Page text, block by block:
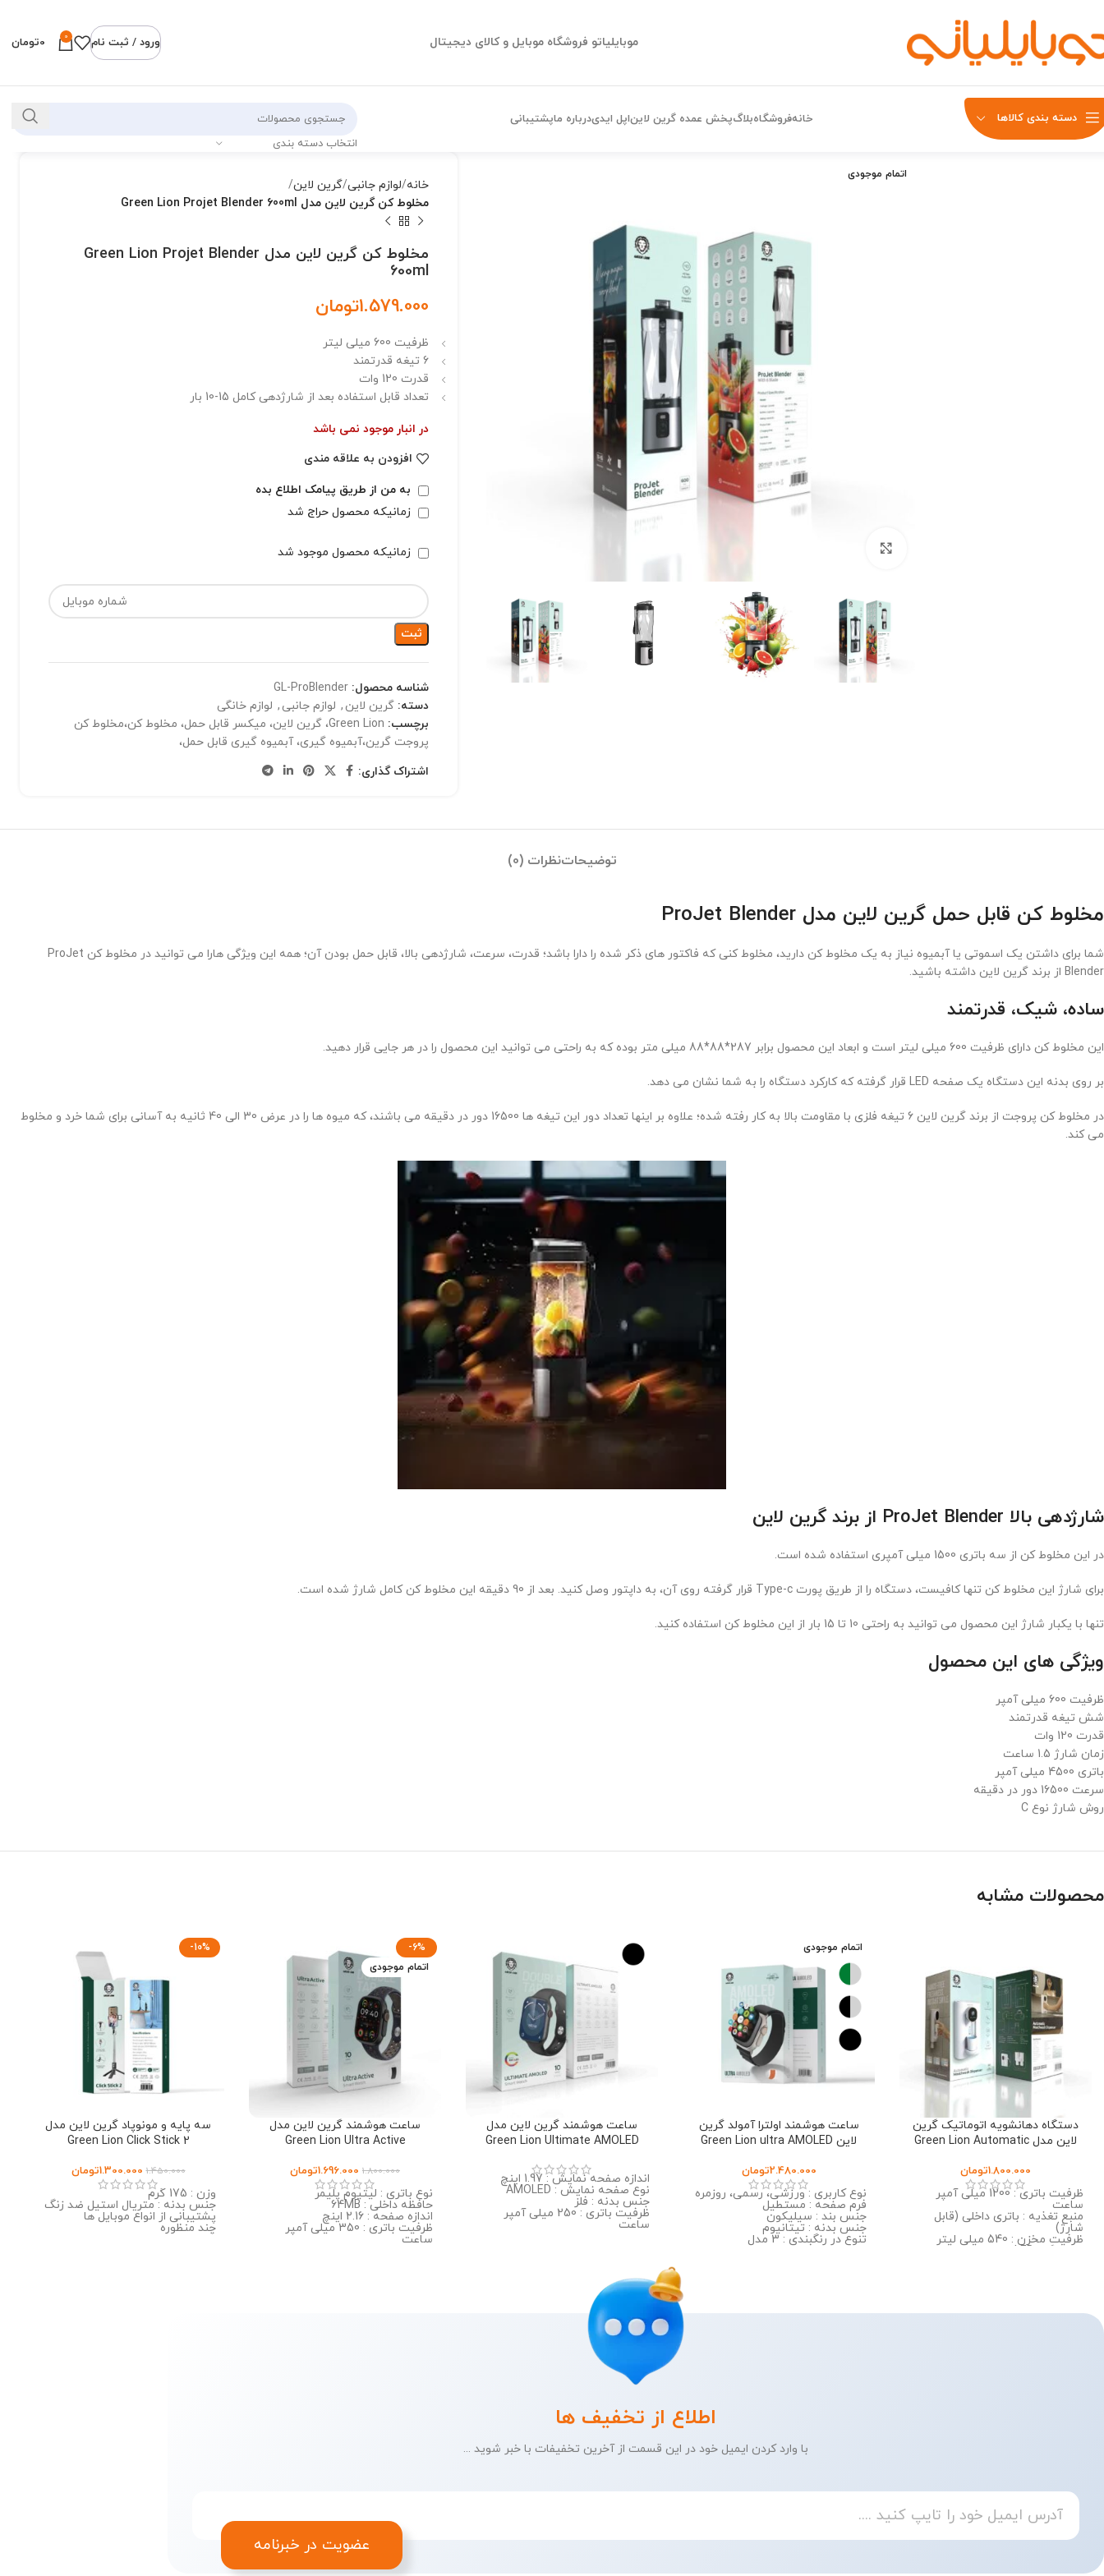
موبایلیاتو فروشگاه موبایل و کالای دیجیتال ورود / ثبت نام 0
0تومان
دسته بندی کالاها خانهفروشگاهبلاگپخش عمده گرین لایناپل ایدیدرباره ماپشتیبانی
انتخاب دسته بندی
اتمام موجودی
خانه لوازم جانبی گرین لاین
مخلوط کن گرین لاین مدل Green Lion Projet Blender 600ml
مخلوط کن گرین لاین مدل Green Lion Projet Blender
600ml
1.579.000تومان
ظرفیت 600 میلی لیتر
6 تیغه قدرتمند
قدرت 120 وات
تعداد قابل استفاده بعد از شارژدهی کامل 15-10 بار
در انبار موجود نمی باشد
افزودن به علاقه مندی
به من از طریق پیامک اطلاع بده
زمانیکه محصول حراج شد
زمانیکه محصول موجود شد
ثبت
شناسه محصول:GL-ProBlender
دسته: گرین لاین , لوازم جانبی , لوازم خانگی
برچسب:
Green Lion، گرین لاین، میکسر قابل حمل، مخلوط کن،مخلوط کن
پروجت گرین،آبمیوه گیری، آبمیوه گیری قابل حمل،
اشتراک گذاری:
توضیحاتنظرات (0)
مخلوط کن قابل حمل گرین لاین مدل ProJet Blender
شما برای داشتن یک اسموتی یا آبمیوه نیاز به یک مخلوط کن دارید، مخلوط کنی که فاکتور های ذکر شده را دارا باشد؛ قدرت، سرعت، شارژدهی بالا، قابل حمل بودن آن؛ همه این ویژگی هارا می توانید در مخلوط کن ProJet
Blender از برند گرین لاین داشته باشید.
ساده، شیک، قدرتمند
این مخلوط کن دارای ظرفیت 600 میلی لیتر است و ابعاد این محصول برابر 287*88*88 میلی متر بوده که به راحتی می توانید این محصول را در هر جایی قرار دهید.
بر روی بدنه این دستگاه یک صفحه LED قرار گرفته که کارکرد دستگاه را به شما نشان می دهد.
در مخلوط کن پروجت از برند گرین لاین 6 تیغه فلزی با مقاومت بالا به کار رفته شده؛ علاوه بر اینها تعداد دور این تیغه ها 16500 دور در دقیقه می باشند، که میوه ها را در عرض 30 الی 40 ثانیه به آسانی برای شما خرد و مخلوط
می کند.
شارژدهی بالا ProJet Blender از برند گرین لاین
در این مخلوط کن از سه باتری 1500 میلی آمپری استفاده شده است.
برای شارژ این مخلوط کن تنها کافیست، دستگاه را از طریق پورت Type-c قرار گرفته روی آن، به داپتور وصل کنید. بعد از 90 دقیقه این مخلوط کن کامل شارژ شده است.
تنها با یکبار شارژ این محصول می توانید به راحتی 10 تا 15 بار از این مخلوط کن استفاده کنید.
ویژگی های این محصول
ظرفیت 600 میلی آمپر
شش تیغه قدرتمند
قدرت 120 وات
زمان شارژ 1.5 ساعت
باتری 4500 میلی آمپر
سرعت 16500 دور در دقیقه
روش شارژ نوع C
محصولات مشابه
دستگاه دهانشویه اتوماتیک گرین
لاین مدل Green Lion Automatic
1.800.000تومان
ظرفیت باتری : 1200 میلی آمپر
ساعت
منبع تغذیه : باتری داخلی (قابل
شارژ)
ظرفیت مخزن : 540 میلی لیتر
نمایشگر : LED
اتمام موجودی
ساعت هوشمند اولترا آمولد گرین
لاین Green Lion ultra AMOLED
2.480.000تومان
نوع کاربری : ورزشی، رسمی، روزمره
فرم صفحه : مستطیل
جنس بند : سیلیکون
جنس بدنه : تیتانیوم
تنوع در رنگبندی : 3 مدل
ساعت هوشمند گرین لاین مدل
Green Lion Ultimate AMOLED
اندازه صفحه نمایش : 1.97 اینچ
نوع صفحه نمایش : AMOLED
جنس بدنه : فلز
ظرفیت باتری : 250 میلی آمپر
ساعت
-6%
اتمام موجودی
ساعت هوشمند گرین لاین مدل
Green Lion Ultra Active
1.800.000
1.696.000تومان
نوع باتری : لیتیوم پلیمر
حافظه داخلی : 64MB
اندازه صفحه : 2.16 اینچ
ظرفیت باتری : 350 میلی آمپر
ساعت
-10%
سه پایه و مونوپاد گرین لاین مدل
Green Lion Click Stick 2
1.450.000
1.300.000تومان
وزن : 175 گرم
جنس بدنه : متریال استیل ضد زنگ
پشتیبانی از انواع موبایل ها
چند منظوره
اطلاع از تخفیف ها
با وارد کردن ایمیل خود در این قسمت از آخرین تخفیفات با خبر شوید ...
عضویت در خبرنامه